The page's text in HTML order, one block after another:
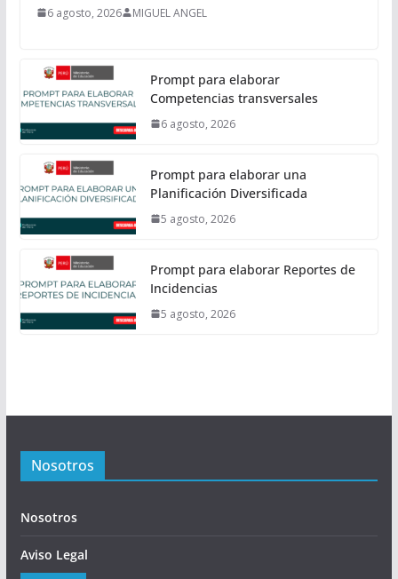
6 agosto, 2026 MIGUEL ANGEL
Prompt para elaborar
Competencias transversales
6 agosto, 2026
Prompt para elaborar una
Planificación Diversificada
5 agosto, 2026
Prompt para elaborar Reportes de
Incidencias
5 agosto, 2026
Nosotros
Nosotros
Aviso Legal